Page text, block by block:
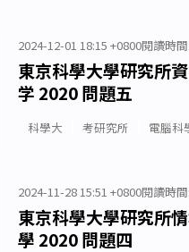
2024-12-01 18:15 +0800閱讀時
東京科學大學研究所
学 2020 問題五
科學大 考研究所 電腦科
2024-11-28 15:51 +0800閱讀時
東京科學大學研究所
學 2020 問題四